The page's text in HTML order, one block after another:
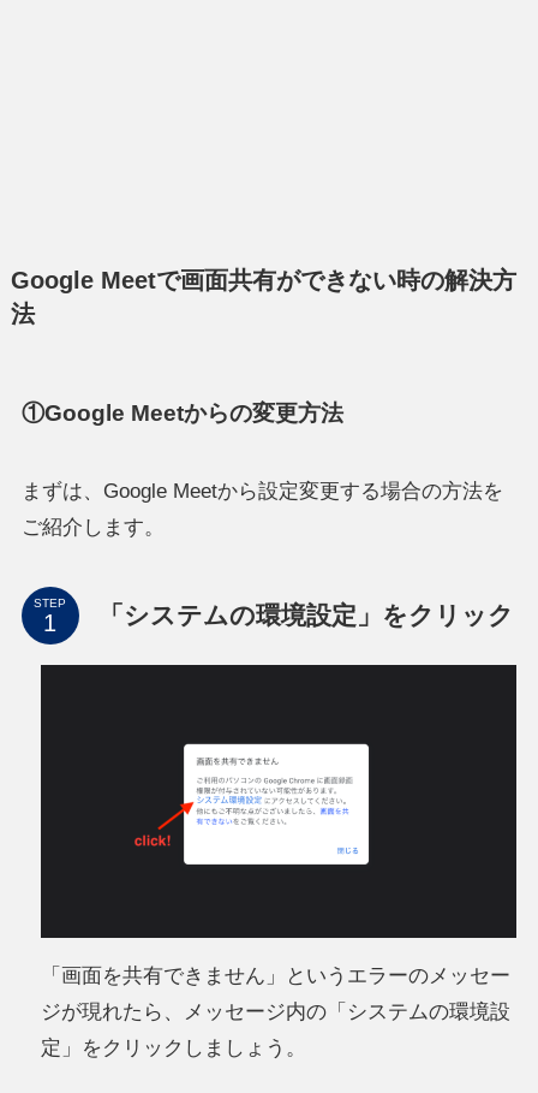
Google Meetで画面共有ができない時の解決方
法
①Google Meetからの変更方法
まずは、Google Meetから設定変更する場合の方法を
ご紹介します。
STEP 「システムの環境設定」をクリック
「画面を共有できません」というエラーのメッセー
ジが現れたら、メッセージ内の「システムの環境設
定」をクリックしましょう。